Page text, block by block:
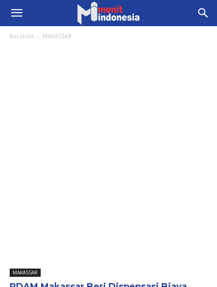
Beranda MAKASSAR
MAKASSAR